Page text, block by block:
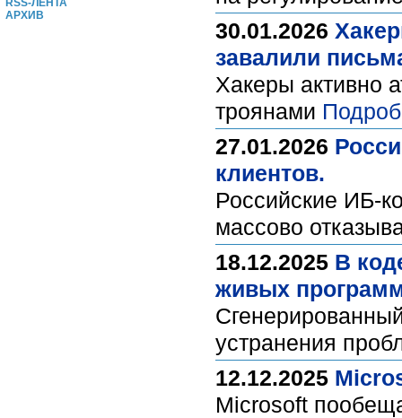
RSS-ЛЕНТА
АРХИВ
30.01.2026
завалили
Хакеры активно
троянами
27.01.2026
клиентов.
Российские ИБ-
массово
18.12.2025 В
живых
устранения
12.12.2025
Microsoft